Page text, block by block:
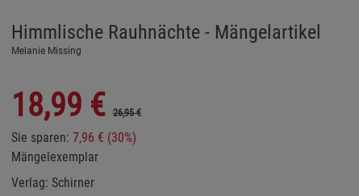
Himmlische Rauhnächte - Mängelartikel
Melanie Missing
18,99 € 26,95 €
Sie sparen: 7,96 € (30%)
Mängelexemplar
Verlag: Schirner